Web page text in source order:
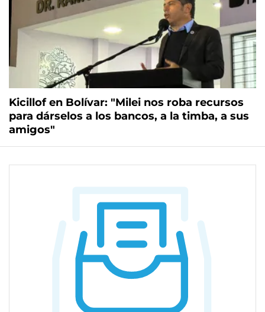
Kicillof en Bolívar: "Milei nos roba recursos
para dárselos a los bancos, a la timba, a sus
amigos"